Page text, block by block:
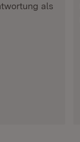
als